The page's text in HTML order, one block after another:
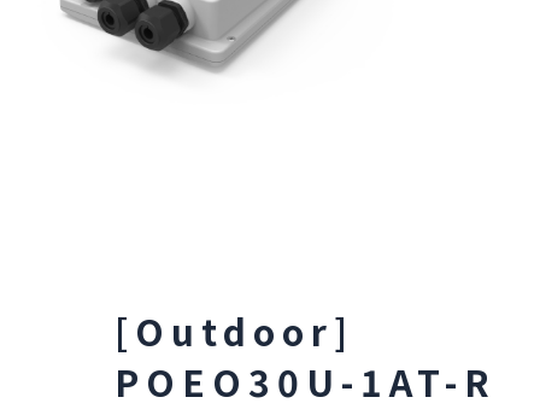
[Outdoor]
POEO30U-1AT-R